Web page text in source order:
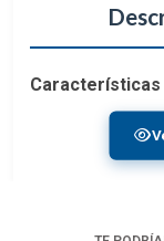
Características
Sostiene
Poliéster